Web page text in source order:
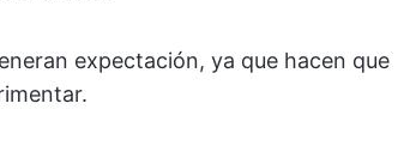
expectación, ya que hacen que